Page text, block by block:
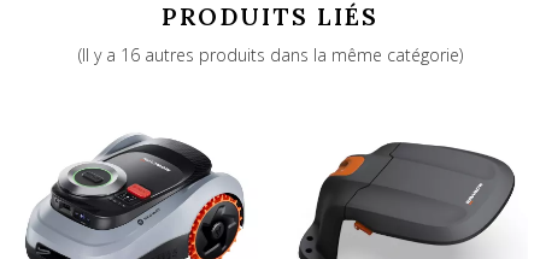
PRODUITS LIÉS
(Il y a 16 autres produits dans la même catégorie)